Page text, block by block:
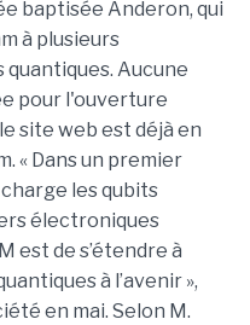
baptisée Anderon, qui
à plusieurs
Aucune
pour l'ouverture
site web est déjà en
« Dans un premier
les qubits
électroniques
est de s’étendre à
à l’avenir »,
en mai. Selon M.